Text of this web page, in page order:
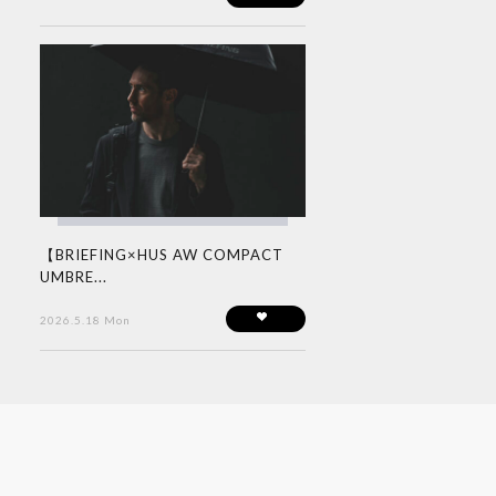
【BRIEFING×HUS AW COMPACT
UMBRE...
2026.5.18 Mon